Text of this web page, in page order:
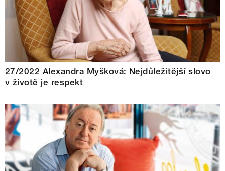
27/2022 Alexandra Myšková: Nejdůležitější slovo
v životě je respekt